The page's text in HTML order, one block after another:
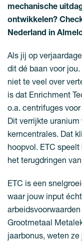
mechanische
ontwikkelen?
Nederland in
Als jij op
dit dé baan voor
niet te veel over
is dat Enrichment
o.a. centrifuges
Dit verrijkte
kerncentrales. Dat
hoopvol. ETC
het terugdringen
ETC is een
waar jouw input
Grootmetaal
jaarbonus, weten